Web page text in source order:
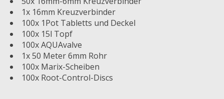
1x 16mm Kreuzverbinder
100x 1Pot Tabletts und Deckel
100x 15l Topf
100x AQUAvalve
1x 50 Meter 6mm Rohr
100x Marix-Scheiben
100x Root-Control-Discs